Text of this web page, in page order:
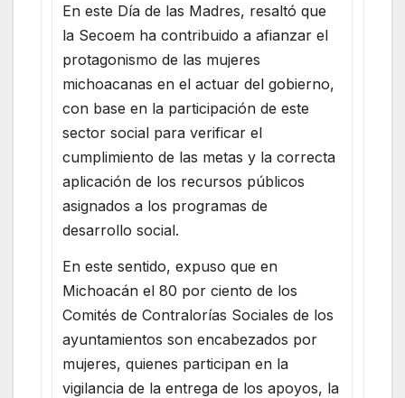
En este Día de las Madres, resaltó que
la Secoem ha contribuido a afianzar el
protagonismo de las mujeres
michoacanas en el actuar del gobierno,
con base en la participación de este
sector social para verificar el
cumplimiento de las metas y la correcta
aplicación de los recursos públicos
asignados a los programas de
desarrollo social.
En este sentido, expuso que en
Michoacán el 80 por ciento de los
Comités de Contralorías Sociales de los
ayuntamientos son encabezados por
mujeres, quienes participan en la
vigilancia de la entrega de los apoyos, la